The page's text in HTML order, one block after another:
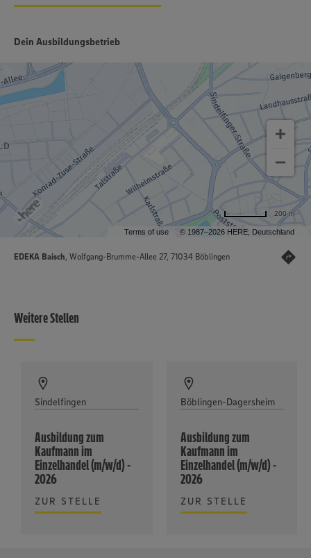
Dein Ausbildungsbetrieb
Terms of use © 1987–2026 HERE, Deutschland
200 m
EDEKA Baisch, Wolfgang-Brumme-Allee 27, 71034 Böblingen
Weitere Stellen
Sindelfingen
Ausbildung zum
Kaufmann im
Einzelhandel (m/w/d) -
2026
ZUR STELLE
Böblingen-Dagersheim
Ausbildung zum
Kaufmann im
Einzelhandel (m/w/d) -
2026
ZUR STELLE